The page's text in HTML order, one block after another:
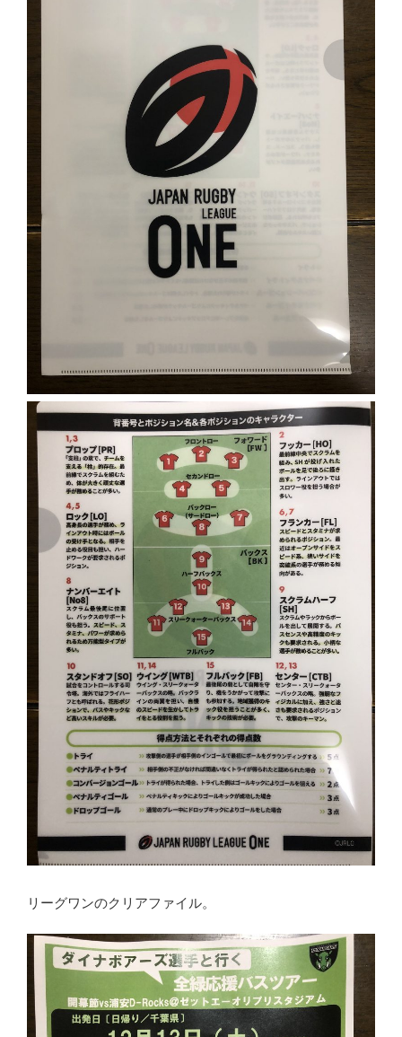
リーグワンのクリアファイル。